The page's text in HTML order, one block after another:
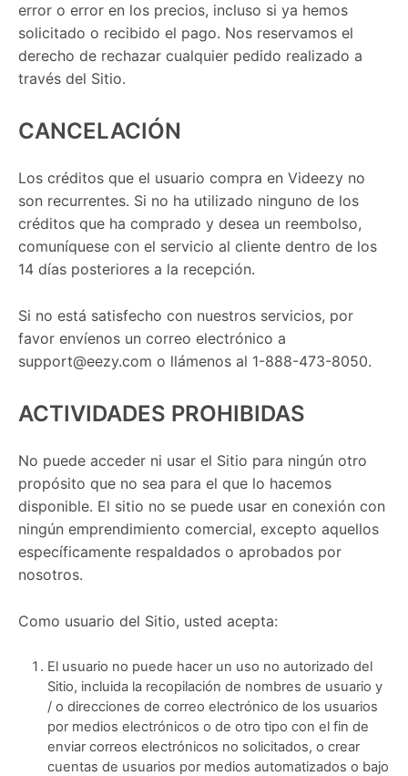
error o error en los precios, incluso si ya hemos
solicitado o recibido el pago. Nos reservamos el
derecho de rechazar cualquier pedido realizado a
través del Sitio.
CANCELACIÓN
Los créditos que el usuario compra en Videezy no
son recurrentes. Si no ha utilizado ninguno de los
créditos que ha comprado y desea un reembolso,
comuníquese con el servicio al cliente dentro de los
14 días posteriores a la recepción.
Si no está satisfecho con nuestros servicios, por
favor envíenos un correo electrónico a
support@eezy.com o llámenos al 1-888-473-8050.
ACTIVIDADES PROHIBIDAS
No puede acceder ni usar el Sitio para ningún otro
propósito que no sea para el que lo hacemos
disponible. El sitio no se puede usar en conexión con
ningún emprendimiento comercial, excepto aquellos
específicamente respaldados o aprobados por
nosotros.
Como usuario del Sitio, usted acepta:
El usuario no puede hacer un uso no autorizado del
Sitio, incluida la recopilación de nombres de usuario y
/ o direcciones de correo electrónico de los usuarios
por medios electrónicos o de otro tipo con el fin de
enviar correos electrónicos no solicitados, o crear
cuentas de usuarios por medios automatizados o bajo